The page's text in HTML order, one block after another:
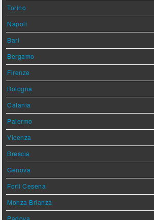
Torino
Napoli
Bari
Bergamo
Firenze
Bologna
Catania
Palermo
Vicenza
Brescia
Genova
Forlì Cesena
Monza Brianza